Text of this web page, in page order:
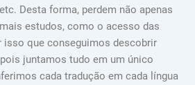
Desta forma, perdem não apenas
estudos, como o acesso das
isso que conseguimos descobrir
juntamos tudo em um único
cada tradução em cada língua